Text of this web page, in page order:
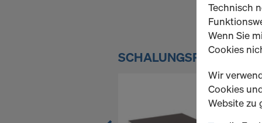
k
SCHALUNGSPLATTEN
Technisch
Wenn Sie
Cookies
Wir
Cookies
Website zu